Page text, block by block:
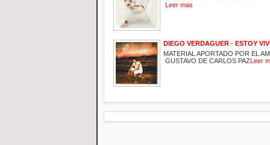
Leer mas
DIEGO VERDAGUER - ESTOY
MATERIAL APORTADO POR EL
GUSTAVO DE CARLOS PAZLeer